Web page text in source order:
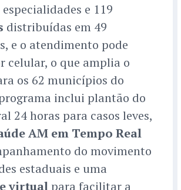
e 119
distribuídas em 49
e o atendimento pode
celular, o que amplia o
os 62 municípios do
inclui plantão do
24 horas para casos leves,
AM em Tempo Real
do movimento
estaduais e uma
virtual para facilitar a